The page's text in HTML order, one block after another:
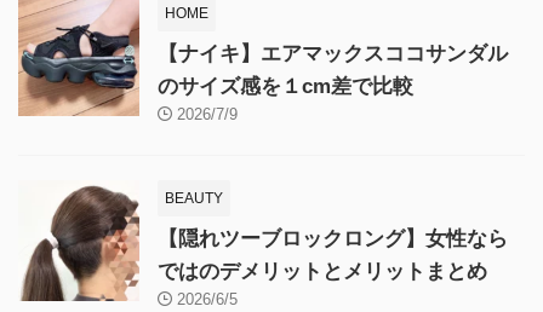
HOME
【ナイキ】エアマックスココサンダル
のサイズ感を１cm差で比較
2026/7/9
BEAUTY
【隠れツーブロックロング】女性なら
ではのデメリットとメリットまとめ
2026/6/5